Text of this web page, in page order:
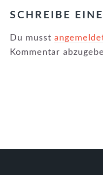
SCHREIBE
Du musst
Kommentar